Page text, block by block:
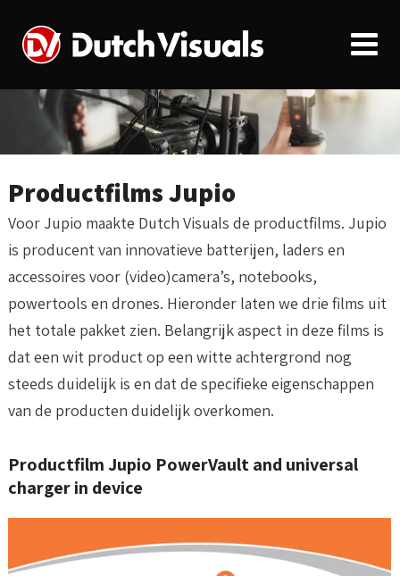
Productfilms Jupio
Voor Jupio maakte Dutch Visuals de productfilms. Jupio
is producent van innovatieve batterijen, laders en
accessoires voor (video)camera’s, notebooks,
powertools en drones. Hieronder laten we drie films uit
het totale pakket zien. Belangrijk aspect in deze films is
dat een wit product op een witte achtergrond nog
steeds duidelijk is en dat de specifieke eigenschappen
van de producten duidelijk overkomen.
Productfilm Jupio PowerVault and universal
charger in device